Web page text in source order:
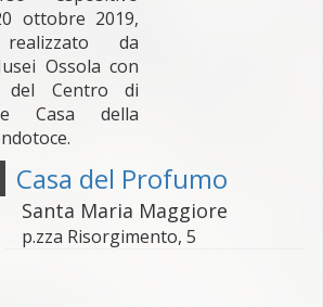
ottobre 2019,
da
Ossola con
del Centro di
Casa della
Casa del Profumo
Santa Maria Maggiore
p.zza Risorgimento, 5